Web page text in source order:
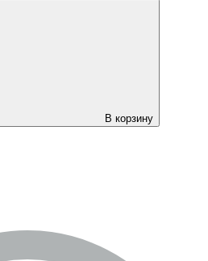
В корзину